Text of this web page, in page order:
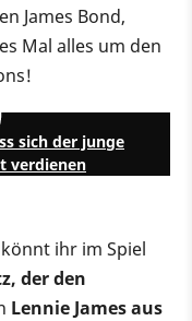
James Bond,
Mal alles um den
sich der junge
verdienen
ihr im Spiel
der den
Lennie James aus